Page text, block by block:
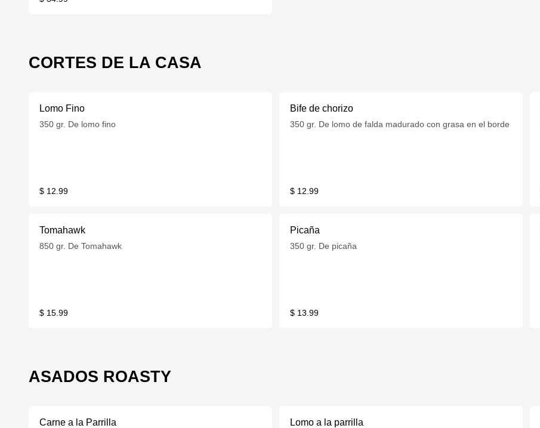
CORTES DE LA CASA
Lomo Fino
350 gr. De lomo fino
$ 12.99
Bife de chorizo
350 gr. De lomo de falda madurado con grasa en el borde
$ 12.99
Tomahawk
850 gr. De Tomahawk
$ 15.99
Picaña
350 gr. De picaña
$ 13.99
ASADOS ROASTY
Carne a la Parrilla Lomo a la parrilla